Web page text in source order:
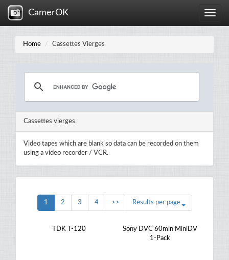
Toggle
CamerOK
Home Cassettes Vierges
Cassettes vierges
Video tapes which are blank so data can be recorded on them
using a video recorder / VCR.
1 2 3 4 >> Results per page
TDK T-120
Sony DVC 60min MiniDV
1-Pack